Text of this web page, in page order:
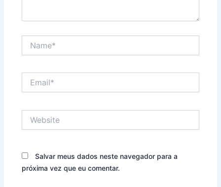
Salvar meus dados neste navegador para a
próxima vez que eu comentar.